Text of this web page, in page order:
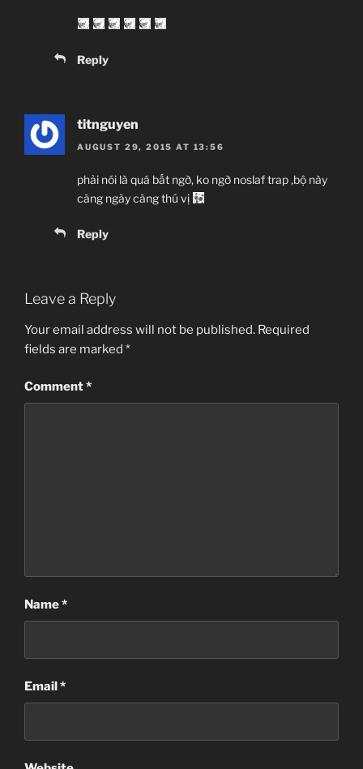
Reply
titnguyen
AUGUST 29, 2015 AT 13:56
phải nói là quá bất ngờ, ko ngờ noslaf trap ,bộ này
càng ngày càng thú vị
Reply
Leave a Reply
Your email address will not be published. Required
fields are marked *
Comment*
Name*
Email*